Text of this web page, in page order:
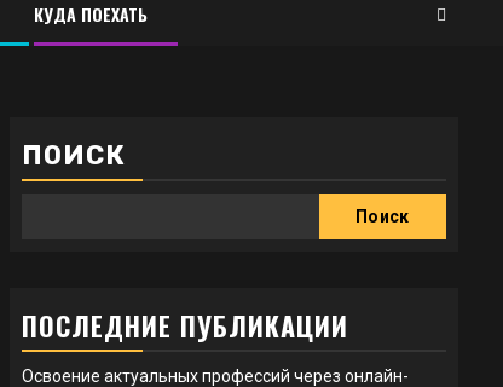
КУДА ПОЕХАТЬ
ПОИСК
Поиск
ПОСЛЕДНИЕ ПУБЛИКАЦИИ
Освоение актуальных профессий через онлайн-